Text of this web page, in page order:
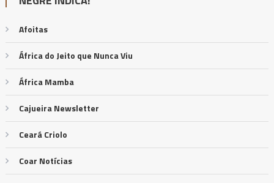
Afoitas
África do Jeito que Nunca Viu
África Mamba
Cajueira Newsletter
Ceará Criolo
Coar Notícias